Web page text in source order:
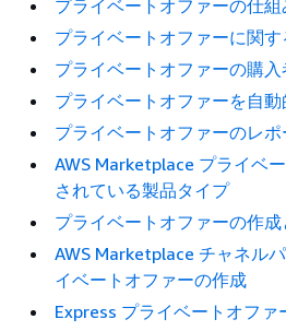
プライベートオファーの仕組
プライベートオファーに関
プライベートオファーの購
プライベートオファーを自
プライベートオファーのレポ
AWS Marketplace プライベ
されている製品タイプ
プライベートオファーの作成
AWS Marketplace チャネル
イベートオファーの作成
Express プライベートオファ